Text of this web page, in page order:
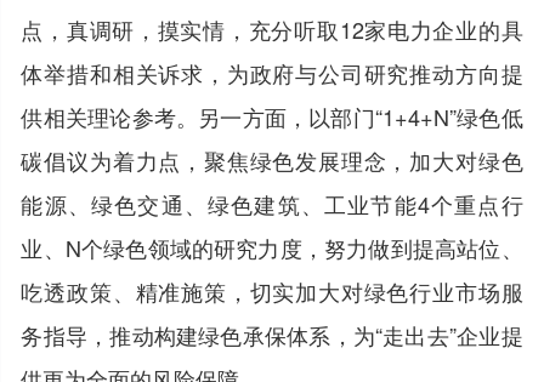
点，真调研，摸实情，充分听取12家电力企业的具
体举措和相关诉求，为政府与公司研究推动方向提
供相关理论参考。另一方面，以部门“1+4+N”绿色低
碳倡议为着力点，聚焦绿色发展理念，加大对绿色
能源、绿色交通、绿色建筑、工业节能4个重点行
业、N个绿色领域的研究力度，努力做到提高站位、
吃透政策、精准施策，切实加大对绿色行业市场服
务指导，推动构建绿色承保体系，为“走出去”企业提